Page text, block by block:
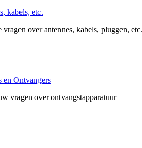
kabels, etc.
vragen over antennes, kabels, pluggen, etc.
en Ontvangers
vragen over ontvangstapparatuur